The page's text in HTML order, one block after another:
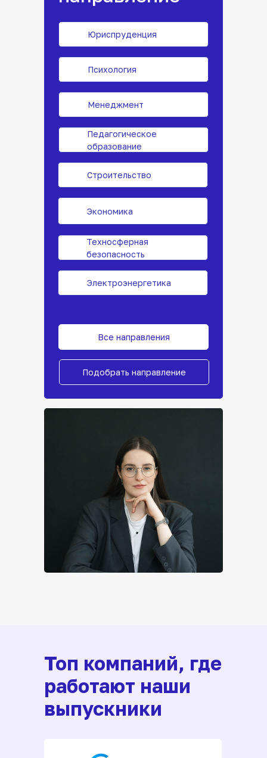
Подобрать направление
Все направления
Юриспруденция
Строительство
Экономика
Менеджмент
Педагогическое
образование
Электроэнергетика
Техносферная
безопасность
Психология
Топ компаний, где
работают наши
выпускники